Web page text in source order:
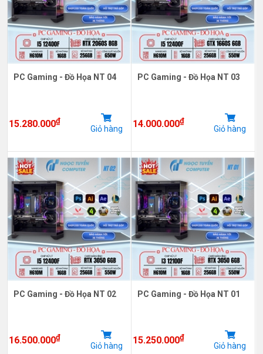
PC Gaming - Đồ Họa NT 04
15.280.000₫
Giỏ hàng
PC Gaming - Đồ Họa NT 03
14.000.000₫
Giỏ hàng
PC Gaming - Đồ Họa NT 02
16.500.000₫
Giỏ hàng
PC Gaming - Đồ Họa NT 01
15.250.000₫
Giỏ hàng